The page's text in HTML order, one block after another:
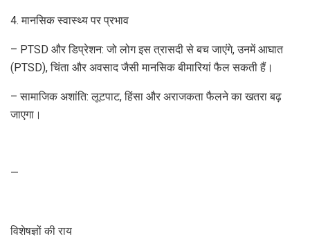
4. मानसिक स्वास्थ्य पर प्रभाव
– PTSD और डिप्रेशन: जो लोग इस त्रासदी से बच जाएंगे, उनमें आघात
(PTSD), चिंता और अवसाद जैसी मानसिक बीमारियां फैल सकती हैं।
– सामाजिक अशांति: लूटपाट, हिंसा और अराजकता फैलने का खतरा बढ़
जाएगा।
—
विशेषज्ञों की राय